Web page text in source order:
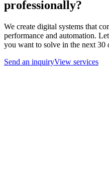
professionally?
We create digital systems that
performance and automation.
you want to solve in the next 30
Send an inquiryView services